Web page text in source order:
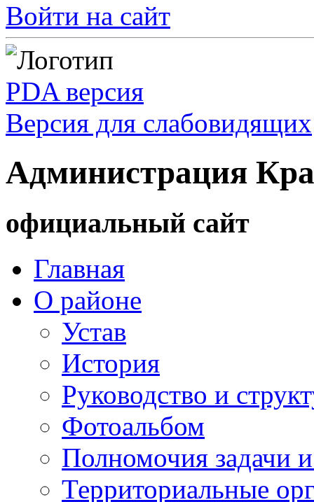
Войти на сайт
PDA версия
Версия для слабовидящих
Администрация
официальный сайт
Главная
О районе
Устав
История
Руководство и
Фотоальбом
Полномочия задачи
Территориальные